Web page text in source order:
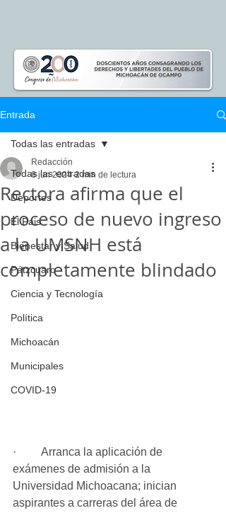
Entrada
Todas las entradas
Deportes
El Pais
Bienestar y Salud
Pátzcuaro
Ciencia y Tecnología
Política
Michoacán
Municipales
COVID-19
Todas las entradas
Rectora afirma que el
proceso de nuevo ingreso
a la UMSNH está
completamente blindado
Redacción
8 jun 2024 2 min de lectura
·         Arranca la aplicación de
exámenes de admisión a la
Universidad Michoacana; inician
aspirantes a carreras del área de